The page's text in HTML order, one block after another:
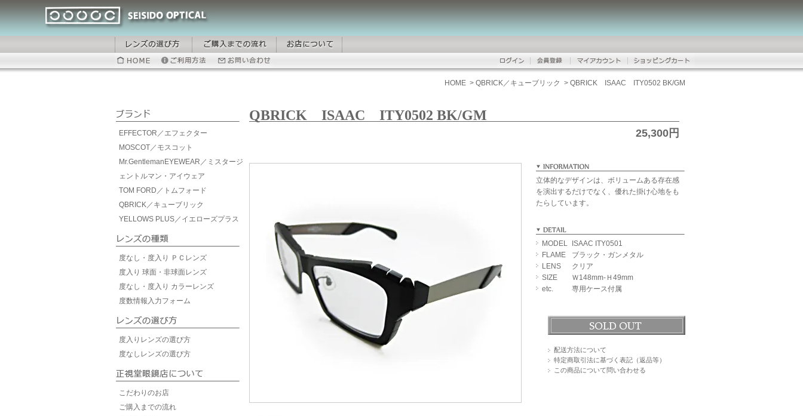
EFFECTOR／エフェクター
MOSCOT／モスコット
Mr.GentlemanEYEWEAR／ミスタージ
ェントルマン・アイウェア
TOM FORD／トムフォード
QBRICK／キューブリック
YELLOWS PLUS／イエローズプラス
度なし・度入り ＰＣレンズ
度入り 球面・非球面レンズ
度なし・度入り カラーレンズ
度数情報入力フォーム
度入りレンズの選び方
度なしレンズの選び方
こだわりのお店
ご購入までの流れ
HOME > QBRICK／キューブリック > QBRICK ISAAC ITY0502 BK/GM
QBRICK ISAAC ITY0502 BK/GM
25,300円
立体的なデザインは、ボリュームある存在感
を演出するだけでなく、優れた掛け心地をも
たらしています。
MODEL
ISAAC ITY0501
FLAME
ブラック・ガンメタル
LENS
クリア
SIZE
Ｗ148mm-Ｈ49mm
etc.
専用ケース付属
配送方法について
特定商取引法に基づく表記（返品等）
この商品について問い合わせる